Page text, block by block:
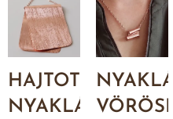
HAJTOTT
NYAKLÁNC